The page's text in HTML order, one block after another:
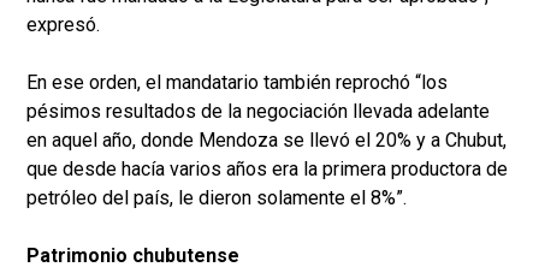
expresó.
En ese orden, el mandatario también reprochó “los
pésimos resultados de la negociación llevada adelante
en aquel año, donde Mendoza se llevó el 20% y a Chubut,
que desde hacía varios años era la primera productora de
petróleo del país, le dieron solamente el 8%”.
Patrimonio chubutense